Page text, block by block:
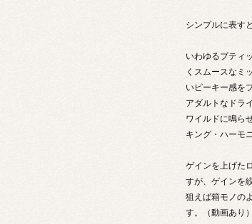
シンプルに表す
いわゆるブティ
くスムースなミ
いピーキー感を
アダルトなドラ
ワイルドに鳴ら
キング・ハーモ
ゲインを上げた
すが、ゲインを
狙えば箱モノの
す。（動画あり）